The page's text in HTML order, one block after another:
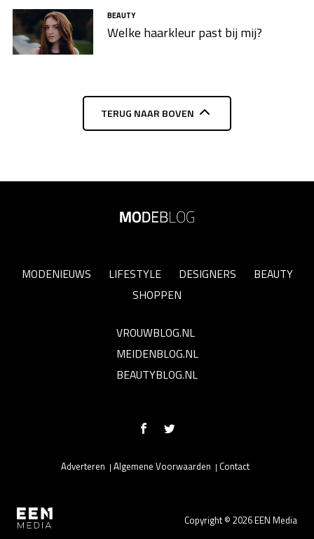
BEAUTY
Welke haarkleur past bij mij?
TERUG NAAR BOVEN
MODENIEUWS LIFESTYLE DESIGNERS
BEAUTY
SHOPPEN
VROUWBLOG.NL
MEIDENBLOG.NL
BEAUTYBLOG.NL
Copyright © 2026 EEN Media
Adverteren Algemene Voorwaarden Contact